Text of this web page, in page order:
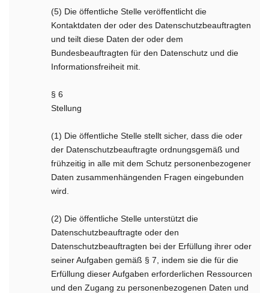
(5) Die öffentliche Stelle veröffentlicht die
Kontaktdaten der oder des Datenschutzbeauftragten
und teilt diese Daten der oder dem
Bundesbeauftragten für den Datenschutz und die
Informationsfreiheit mit.
§ 6
Stellung
(1) Die öffentliche Stelle stellt sicher, dass die oder
der Datenschutzbeauftragte ordnungsgemäß und
frühzeitig in alle mit dem Schutz personenbezogener
Daten zusammenhängenden Fragen eingebunden
wird.
(2) Die öffentliche Stelle unterstützt die
Datenschutzbeauftragte oder den
Datenschutzbeauftragten bei der Erfüllung ihrer oder
seiner Aufgaben gemäß § 7, indem sie die für die
Erfüllung dieser Aufgaben erforderlichen Ressourcen
und den Zugang zu personenbezogenen Daten und